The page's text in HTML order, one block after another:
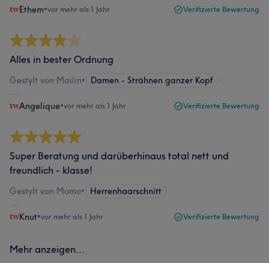
Ethem•vor mehr als 1 Jahr Verifizierte Bewertung
Alles in bester Ordnung
Gestylt von Mailin• Damen - Strähnen ganzer Kopf
Angelique•vor mehr als 1 Jahr Verifizierte Bewertung
Super Beratung und darüberhinaus total nett und
freundlich - klasse!
Gestylt von Momo• Herrenhaarschnitt
Knut•vor mehr als 1 Jahr Verifizierte Bewertung
Mehr anzeigen...